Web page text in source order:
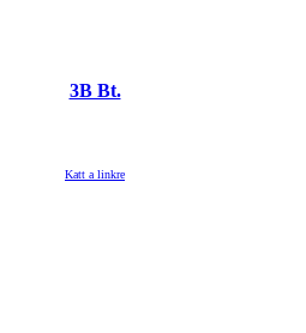
3B Bt.
Katt a linkre